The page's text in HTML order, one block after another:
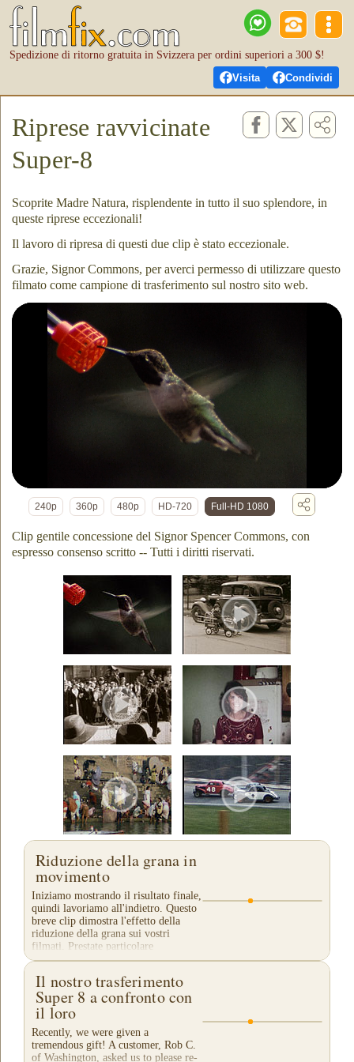
Visita Condividi
Spedizione di ritorno gratuita in Svizzera per ordini superiori a 300 $!
Riprese ravvicinate
Super-8
Scoprite Madre Natura, risplendente in tutto il suo splendore, in
queste riprese eccezionali!
Il lavoro di ripresa di questi due clip è stato eccezionale.
Grazie, Signor Commons, per averci permesso di utilizzare questo
filmato come campione di trasferimento sul nostro sito web.
240p 360p 480p HD-720 Full-HD 1080
Clip gentile concessione del Signor Spencer Commons, con
espresso consenso scritto -- Tutti i diritti riservati.
Riduzione della grana in
movimento
Iniziamo mostrando il risultato finale,
quindi lavoriamo all'indietro. Questo
breve clip dimostra l'effetto della
riduzione della grana sui vostri
filmati. Prestate particolare
attenzione...
Il nostro trasferimento
Super 8 a confronto con
il loro
Recently, we were given a
tremendous gift! A customer, Rob C.
of Washington, asked us to please re-